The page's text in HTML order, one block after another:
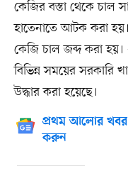
কেজির বস্তা থেকে চাল
হাতেনাতে আটক করা
কেজি চাল জব্দ করা
বিভিন্ন সময়ের সরকারি
উদ্ধার করা হয়েছে।
প্রথম আলোর
করুন